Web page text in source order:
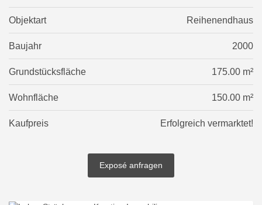
Objektart Reihenendhaus
Baujahr 2000
Grundstücksfläche 175.00 m²
Wohnfläche 150.00 m²
Kaufpreis Erfolgreich vermarktet!
Exposé anfragen